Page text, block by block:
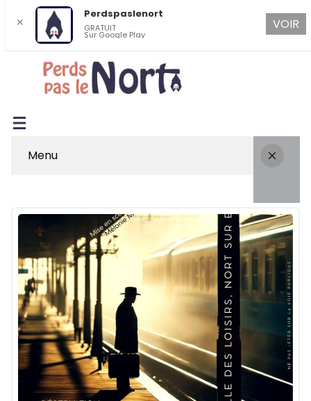
Menu
✕
Perdspaslenort
GRATUIT
Sur Google Play
VOIR